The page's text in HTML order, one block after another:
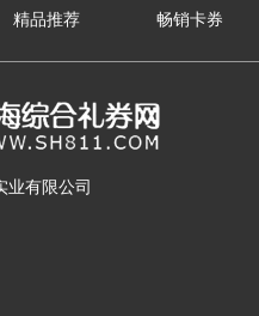
精品推荐 畅销卡券
业有限公司